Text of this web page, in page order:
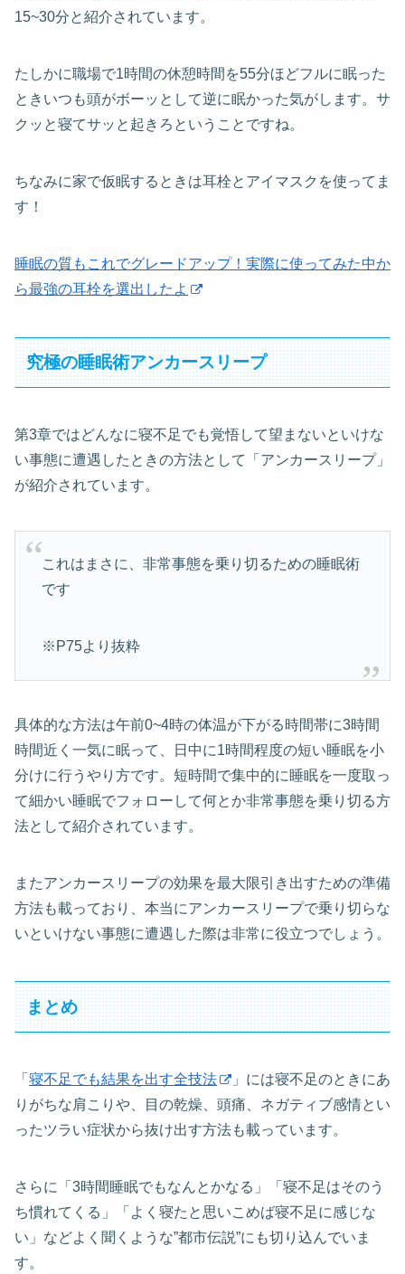
15~30分と紹介されています。
たしかに職場で1時間の休憩時間を55分ほどフルに眠った
ときいつも頭がボーッとして逆に眠かった気がします。サ
クッと寝てサッと起きろということですね。
ちなみに家で仮眠するときは耳栓とアイマスクを使ってま
す！
睡眠の質もこれでグレードアップ！実際に使ってみた中か
ら最強の耳栓を選出したよ
究極の睡眠術アンカースリープ
第3章ではどんなに寝不足でも覚悟して望まないといけな
い事態に遭遇したときの方法として「アンカースリープ」
が紹介されています。
これはまさに、非常事態を乗り切るための睡眠術
です
※P75より抜粋
具体的な方法は午前0~4時の体温が下がる時間帯に3時間
時間近く一気に眠って、日中に1時間程度の短い睡眠を小
分けに行うやり方です。短時間で集中的に睡眠を一度取っ
て細かい睡眠でフォローして何とか非常事態を乗り切る方
法として紹介されています。
またアンカースリープの効果を最大限引き出すための準備
方法も載っており、本当にアンカースリープで乗り切らな
いといけない事態に遭遇した際は非常に役立つでしょう。
まとめ
「 寝不足でも結果を出す全技法
」には寝不足のときにあ
りがちな肩こりや、目の乾燥、頭痛、ネガティブ感情とい
ったツラい症状から抜け出す方法も載っています。
さらに「3時間睡眠でもなんとかなる」「寝不足はそのう
ち慣れてくる」「よく寝たと思いこめば寝不足に感じな
い」などよく聞くような”都市伝説”にも切り込んでいま
す。